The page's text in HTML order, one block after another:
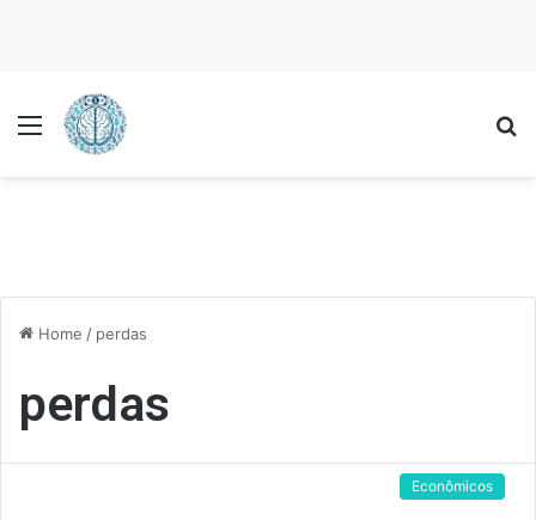
Menu
Home / perdas
perdas
Econômicos